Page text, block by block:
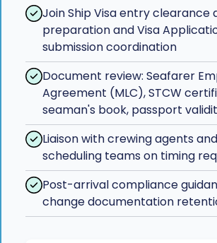
Join Ship Visa entry clearance
preparation and Visa
submission coordination
Document review: Seafarer
Agreement (MLC), STCW
seaman's book, passport
Liaison with crewing agents
scheduling teams on timing
Post-arrival compliance
change documentation